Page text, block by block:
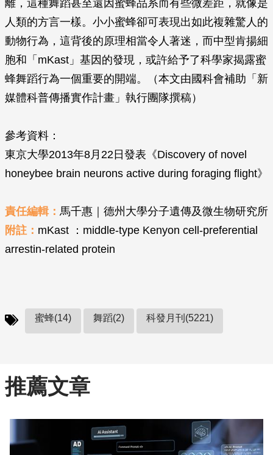
離，這種舞蹈甚至還因蜜蜂品系而有些微差距，就像是
人類的方言一樣。小小蜜蜂卻可表現出如此複雜驚人的
動物行為，這背後的原理相當令人著迷，而中型肯揚細
胞和「mKast」基因的發現，或許給予了科學家揭露蜜
蜂舞蹈行為一個重要的開端。（本文由國科會補助「新
媒體科普傳播實作計畫」執行團隊撰稿）
參考資料：
東京大學2013年8月22日發表《Discovery of novel
honeybee brain neurons active during foraging flight》
責任編輯： 馬千惠｜德州大學分子遺傳及微生物研究所
附註： mKast ：middle-type Kenyon cell-preferential
arrestin-related protein
蜜蜂(14) 舞蹈(2) 科發月刊(5221)
推薦文章